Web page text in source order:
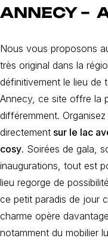
ANNECY –
Nous vous proposons
très original dans la
définitivement le lieu de
Annecy, ce site offre la
différemment.
directement sur le lac
cosy. Soirées de gala,
inaugurations, tout est
lieu regorge de
ce petit paradis de jour
charme opère
notamment du mobilier